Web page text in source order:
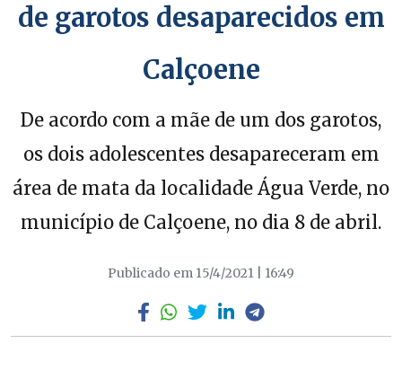
de garotos desaparecidos em
Calçoene
De acordo com a mãe de um dos garotos,
os dois adolescentes desapareceram em
área de mata da localidade Água Verde, no
município de Calçoene, no dia 8 de abril.
Publicado em 15/4/2021 | 16:49